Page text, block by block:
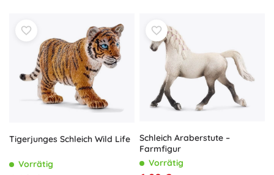
Tigerjunges Schleich Wild Life
Vorrätig
Schleich Araberstute –
Farmfigur
Vorrätig